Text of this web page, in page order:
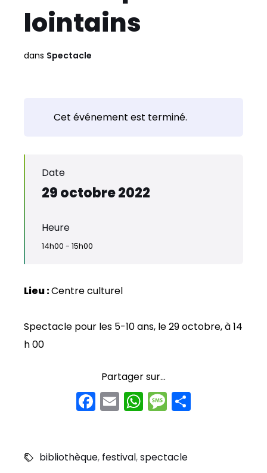
lointains
dans Spectacle
Cet événement est terminé.
Date
29 octobre 2022
Heure
14h00 - 15h00
Lieu :Centre culturel
Spectacle pour les 5-10 ans, le 29 octobre, à 14
h 00
Partager sur...
F
a
e
E
m
l
W
h
ts
M
e
s
bibliothèque, festival,spectacle